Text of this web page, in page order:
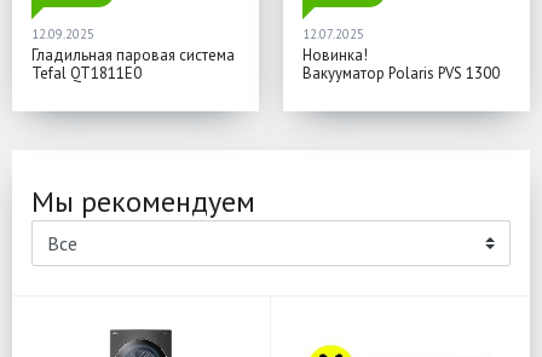
12.09.2025
Гладильная паровая система
Tefal QT1811E0
12.07.2025
Новинка!
Вакууматор Polaris PVS 1300
Мы рекомендуем